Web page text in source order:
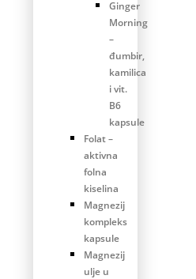
Ginger
Morning
–
đumbir,
kamilica
i vit.
B6
kapsule
Folat –
aktivna
folna
kiselina
Magnezij
kompleks
kapsule
Magnezij
ulje u